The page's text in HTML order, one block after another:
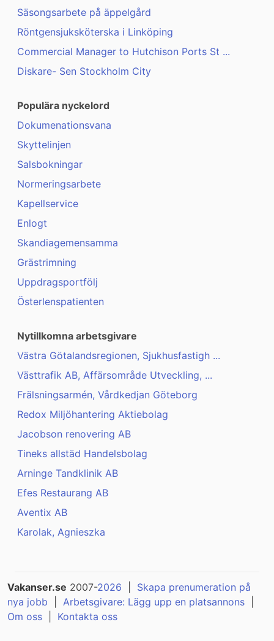
Säsongsarbete på äppelgård
Röntgensjuksköterska i Linköping
Commercial Manager to Hutchison Ports St ...
Diskare- Sen Stockholm City
Populära nyckelord
Dokumenationsvana
Skyttelinjen
Salsbokningar
Normeringsarbete
Kapellservice
Enlogt
Skandiagemensamma
Grästrimning
Uppdragsportfölj
Österlenspatienten
Nytillkomna arbetsgivare
Västra Götalandsregionen, Sjukhusfastigh ...
Västtrafik AB, Affärsområde Utveckling, ...
Frälsningsarmén, Vårdkedjan Göteborg
Redox Miljöhantering Aktiebolag
Jacobson renovering AB
Tineks allstäd Handelsbolag
Arninge Tandklinik AB
Efes Restaurang AB
Aventix AB
Karolak, Agnieszka
Vakanser.se 2007-2026
Skapa prenumeration på
nya jobb
Arbetsgivare: Lägg upp en platsannons
Om oss
Kontakta oss